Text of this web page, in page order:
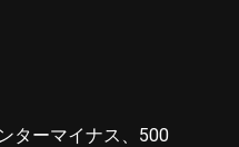
ターマイナス、500